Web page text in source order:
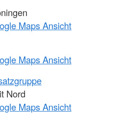
Maps Ansicht
Maps Ansicht
Nord
Maps Ansicht